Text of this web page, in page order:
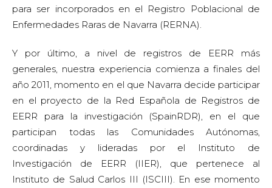
para ser incorporados en el Registro Poblacional de
Enfermedades Raras de Navarra (RERNA).
Y por último, a nivel de registros de EERR más
generales, nuestra experiencia comienza a finales del
año 2011, momento en el que Navarra decide participar
en el proyecto de la Red Española de Registros de
EERR para la investigación (SpainRDR), en el que
participan todas las Comunidades Autónomas,
coordinadas y lideradas por el Instituto de
Investigación de EERR (IIER), que pertenece al
Instituto de Salud Carlos III (ISCIII). En ese momento